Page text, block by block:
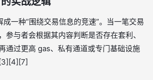
一种“围绕交易信息的竞速”。当一笔交易
参与者会根据其内容判断是否存在套利、
通过更高 gas、私有通道或专门基础设施